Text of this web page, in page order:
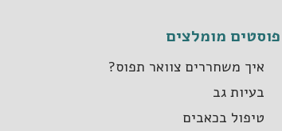
פוסטים מומלצים
איך משחררים צוואר תפוס?
בעיות גב
טיפול בכאבים